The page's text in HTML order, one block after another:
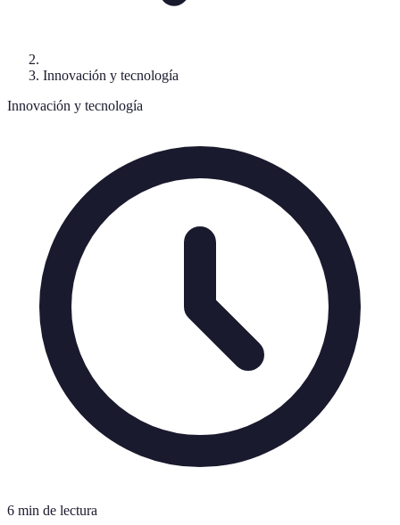
Innovación y tecnología
Innovación y tecnología
6 min de lectura